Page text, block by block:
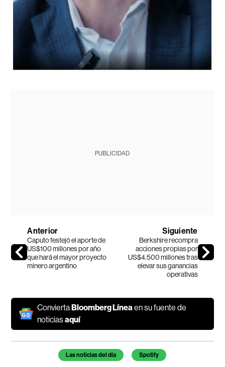
PUBLICIDAD
Anterior
Caputo festejó el aporte de
US$100 millones por año
que hará el mayor proyecto
minero argentino
Siguiente
Berkshire recompra
acciones propias por
US$4.500 millones tras
elevar sus ganancias
operativas
ConviertaBloomberg Línea en su fuente de
noticiasaquí
Temas de este artículo
Las noticias del día Spotify